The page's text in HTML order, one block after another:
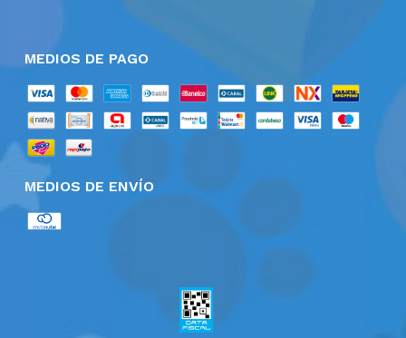
MEDIOS DE PAGO
MEDIOS DE ENVÍO